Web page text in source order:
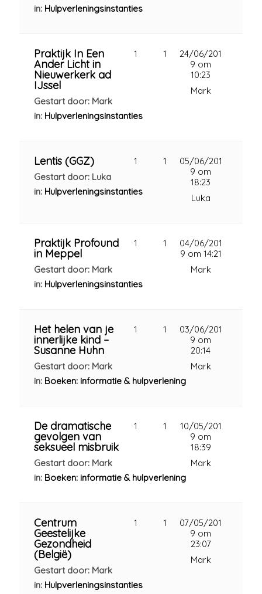
in: Hulpverleningsinstanties
Praktijk In Een
Ander Licht in
Nieuwerkerk ad
IJssel
Gestart door: Mark
in: Hulpverleningsinstanties
1 1
24/06/201
9 om
10:23
Mark
Lentis (GGZ)
Gestart door: Luka
in: Hulpverleningsinstanties
1 1
05/06/201
9 om
18:23
Luka
Praktijk Profound
in Meppel
Gestart door: Mark
in: Hulpverleningsinstanties
1 1
04/06/201
9 om 14:21
Mark
Het helen van je
innerlijke kind –
Susanne Huhn
Gestart door: Mark
in: Boeken: informatie & hulpverlening
1 1
03/06/201
9 om
20:14
Mark
De dramatische
gevolgen van
seksueel misbruik
Gestart door: Mark
in: Boeken: informatie & hulpverlening
1 1
10/05/201
9 om
18:39
Mark
Centrum
Geestelijke
Gezondheid
(België)
Gestart door: Mark
in: Hulpverleningsinstanties
1 1
07/05/201
9 om
23:07
Mark